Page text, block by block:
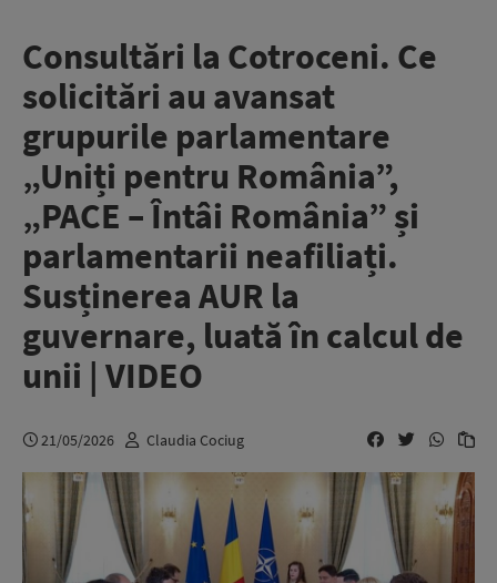
Consultări la Cotroceni. Ce
solicitări au avansat
grupurile parlamentare
„Uniți pentru România”,
„PACE – Întâi România” și
parlamentarii neafiliați.
Susținerea AUR la
guvernare, luată în calcul de
unii | VIDEO
21/05/2026 Claudia Cociug